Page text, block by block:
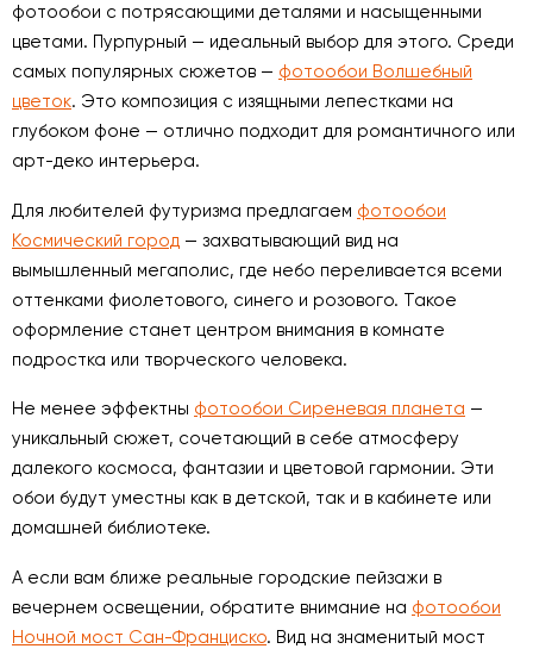
фотообои с потрясающими деталями и насыщенными
цветами. Пурпурный — идеальный выбор для этого. Среди
самых популярных сюжетов — фотообои Волшебный
цветок. Это композиция с изящными лепестками на
глубоком фоне — отлично подходит для романтичного или
арт-деко интерьера.
Для любителей футуризма предлагаем фотообои
Космический город — захватывающий вид на
вымышленный мегаполис, где небо переливается всеми
оттенками фиолетового, синего и розового. Такое
оформление станет центром внимания в комнате
подростка или творческого человека.
Не менее эффектны фотообои Сиреневая планета —
уникальный сюжет, сочетающий в себе атмосферу
далекого космоса, фантазии и цветовой гармонии. Эти
обои будут уместны как в детской, так и в кабинете или
домашней библиотеке.
А если вам ближе реальные городские пейзажи в
вечернем освещении, обратите внимание на фотообои
Ночной мост Сан-Франциско. Вид на знаменитый мост